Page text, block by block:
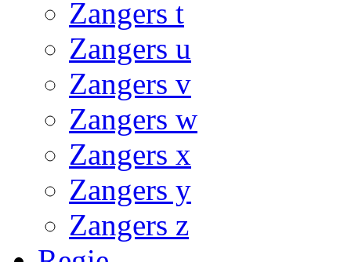
Zangers t
Zangers u
Zangers v
Zangers w
Zangers x
Zangers y
Zangers z